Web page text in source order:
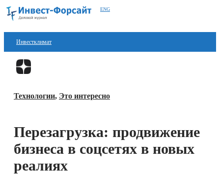
ENG
Инвестклимат
Финансы
Блокчейн
Технологии
Технологии, Это интересно
Перезагрузка: продвижение
бизнеса в соцсетях в новых
реалиях